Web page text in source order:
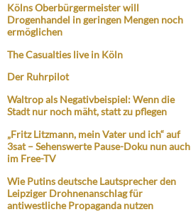
Kölns Oberbürgermeister will
Drogenhandel in geringen Mengen noch
ermöglichen
The Casualties live in Köln
Der Ruhrpilot
Waltrop als Negativbeispiel: Wenn die
Stadt nur noch mäht, statt zu pflegen
„Fritz Litzmann, mein Vater und ich“ auf
3sat – Sehenswerte Pause-Doku nun auch
im Free-TV
Wie Putins deutsche Lautsprecher den
Leipziger Drohnenanschlag für
antiwestliche Propaganda nutzen